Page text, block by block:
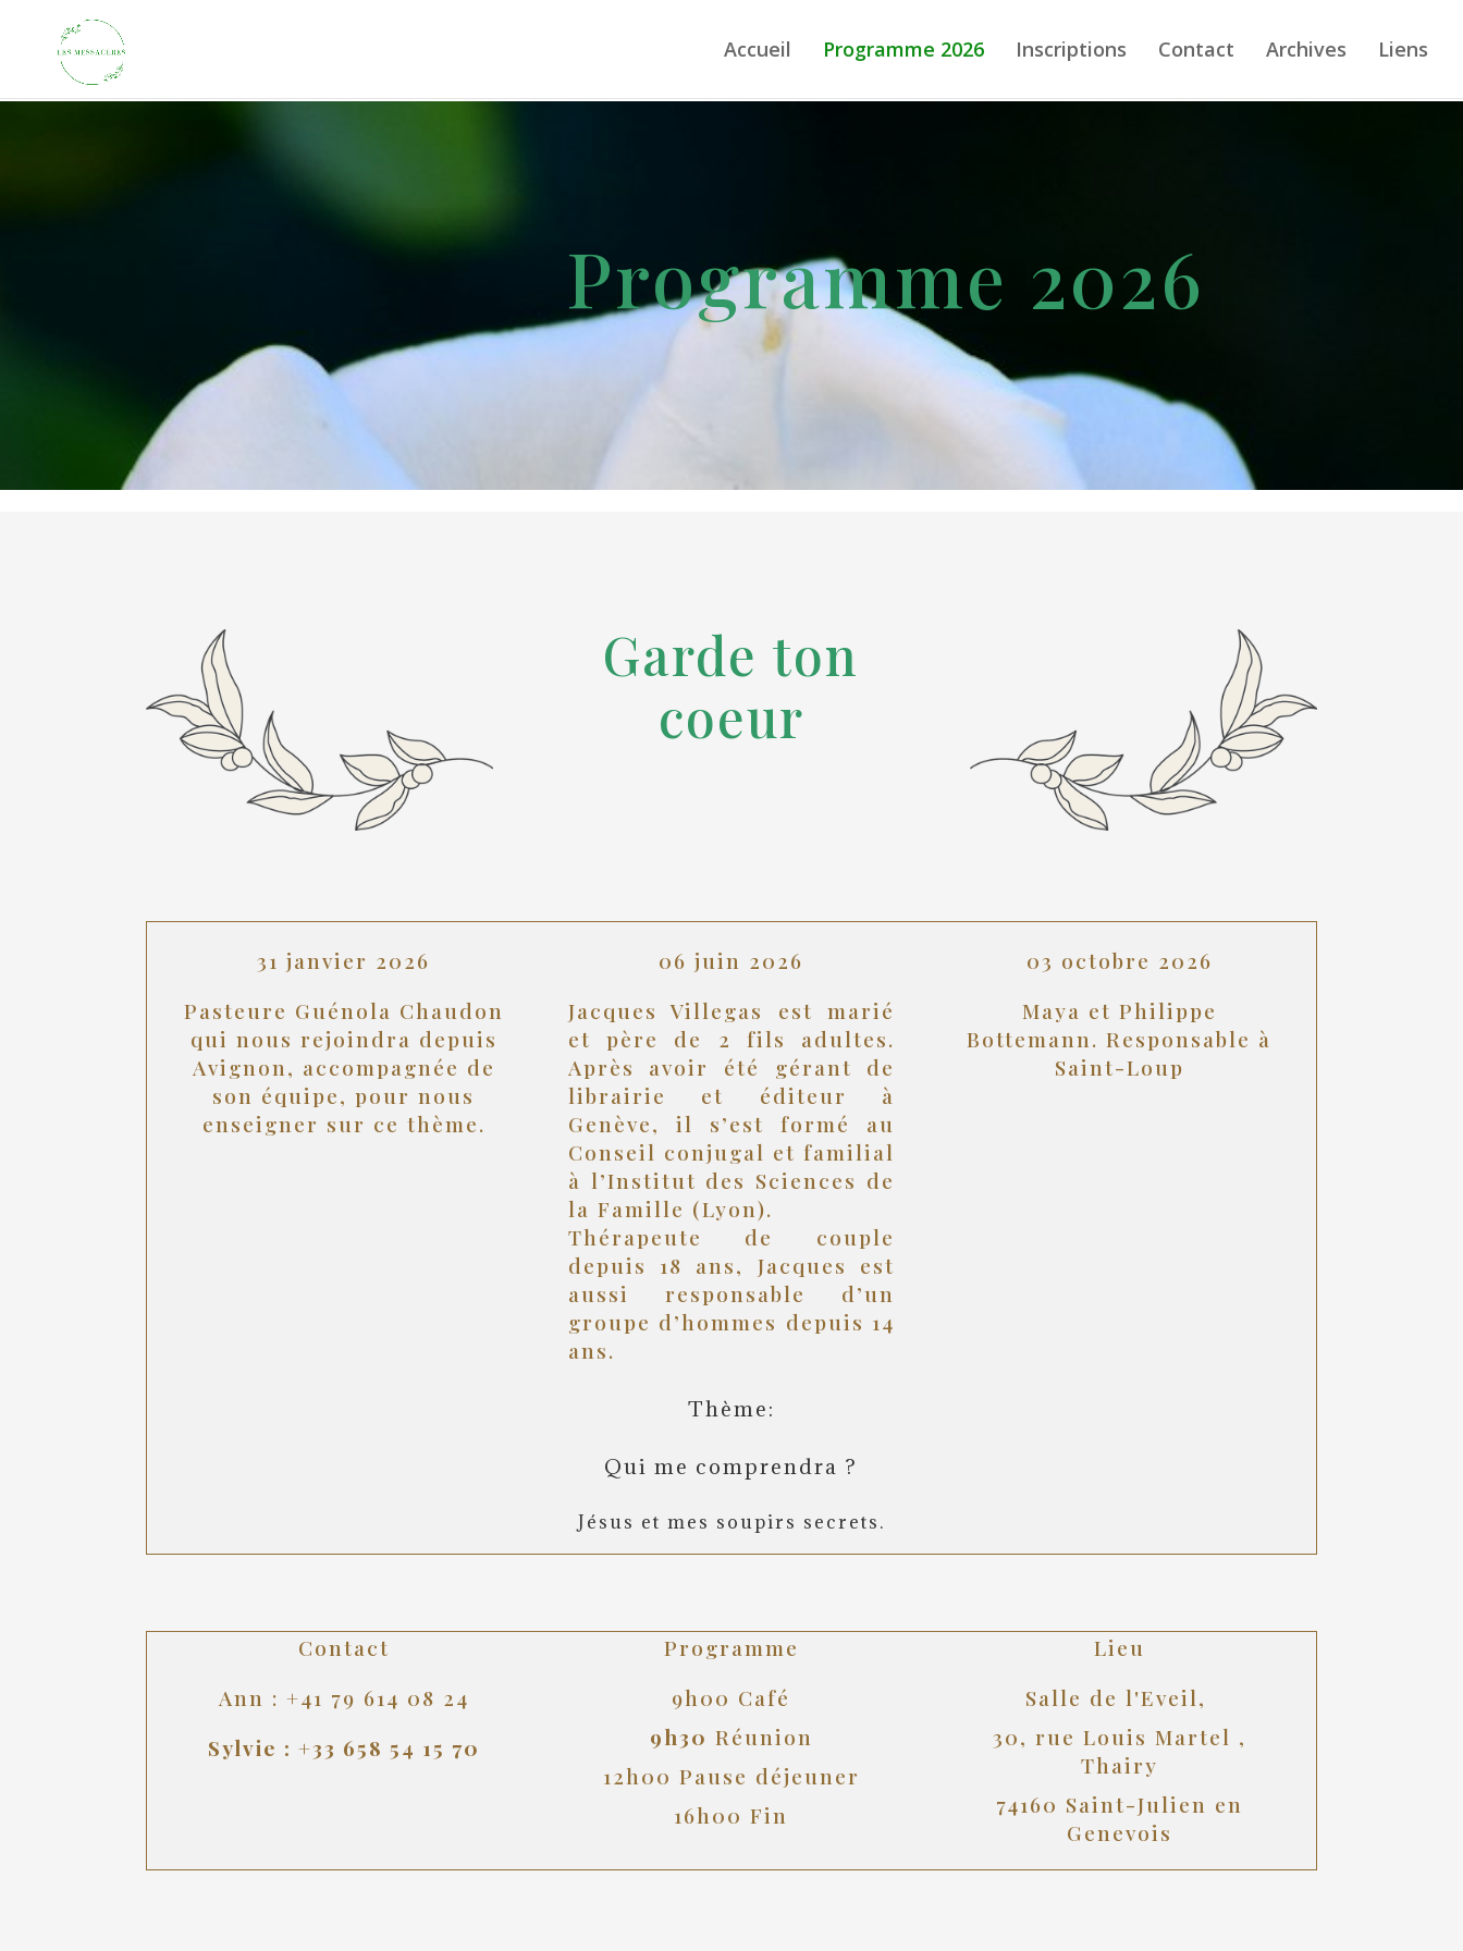
Accueil Programme 2026 Inscriptions Contact Archives Liens
Programme 2026
Garde ton
coeur
31 janvier 2026
Pasteure Guénola Chaudon
qui nous rejoindra depuis
Avignon, accompagnée de
son équipe, pour nous
enseigner sur ce thème.
06 juin 2026
Jacques Villegas est marié
et père de 2 fils adultes.
Après avoir été gérant de
librairie et éditeur à
Genève, il s’est formé au
Conseil conjugal et familial
à l’Institut des Sciences de
la Famille (Lyon).
Thérapeute de couple
depuis 18 ans, Jacques est
aussi responsable d’un
groupe d’hommes depuis 14
ans.
Thème:
Qui me comprendra ?
Jésus et mes soupirs secrets.
03 octobre 2026
Maya et Philippe
Bottemann. Responsable à
Saint-Loup
Contact
Ann : +41 79 614 08 24
Sylvie : +33 658 54 15 70
Programme
9h00 Café
9h30 Réunion
12h00 Pause déjeuner
16h00 Fin
Lieu
Salle de l'Eveil,
30, rue Louis Martel ,
Thairy
74160 Saint-Julien en
Genevois